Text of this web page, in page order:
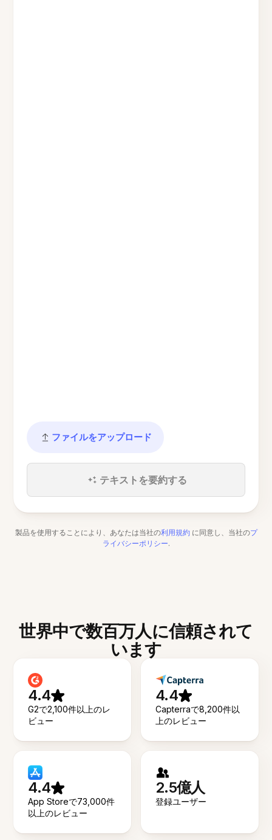
ファイルをアップロード
テキストを要約する
製品を使用することにより、あなたは当社の利用規約 に同意し、当社のプ
ライバシーポリシー.
世界中で数百万人に信頼されて
います
4.4
G2で2,100件以上のレ
ビュー
4.4
Capterraで8,200件以
上のレビュー
4.4
App Storeで73,000件
以上のレビュー
2.5億人
登録ユーザー